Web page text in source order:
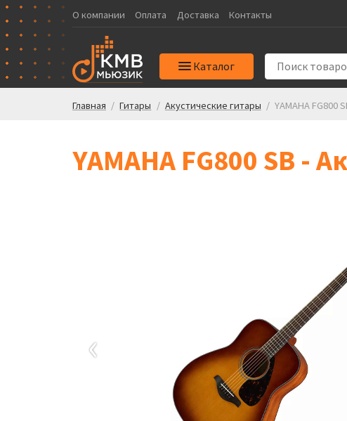
О компании Оплата Доставка Контакты
Каталог
Главная / Гитары / Акустические гитары / YAMAHA FG800
YAMAHA FG800 SB -
‹